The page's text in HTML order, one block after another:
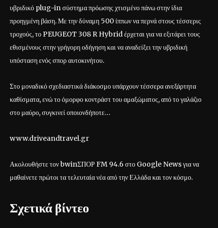
υβριδικό plug-in σύστημα πρόωσης χτισμένο πάνω στην ίδια
προηγμένη βάση. Με την δύναμη 500 ίππων να περνά στους τέσσερις
τροχούς, το PEUGEOT 308 R Hybrid έρχεται για να εξιτάρει τους
εθισμένους στην γρήγορη οδήγηση και να αναδείξει την υβριδική
υπόσταση ενός σπορ αυτοκινήτου.
Στο μοναδικό σχεδιαστικά διάκοσμο υπάρχουν τέσσερα ανεξάρτητα
καθίσματα, ενώ το όμορφο κοντράστ του αμαξώματος, από το γαλάζιο
στο μαύρο, συγκινεί οποιονδήποτε…
www.driveandtravel.gr
Ακολουθήστε τον bwinΣΠΟΡ FM 94.6 στο Google News για να
μαθαίνετε πρώτοι τα τελευταία νέα από την Ελλάδα και τον κόσμο.
Σχετικά βίντεο